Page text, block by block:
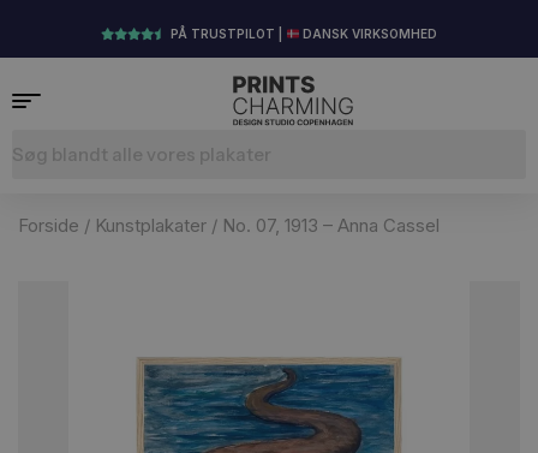
PÅ TRUSTPILOT | DANSK VIRKSOMHED
Forside / Kunstplakater / No. 07, 1913 – Anna Cassel